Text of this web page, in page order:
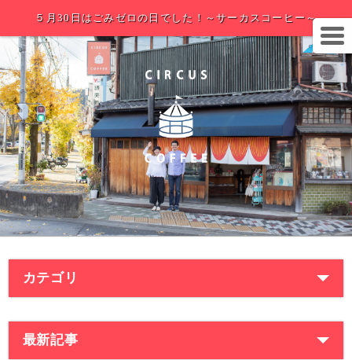
５月30日はごみゼロの日でした！～サーカスコーヒー～
カテゴリ
最新記事